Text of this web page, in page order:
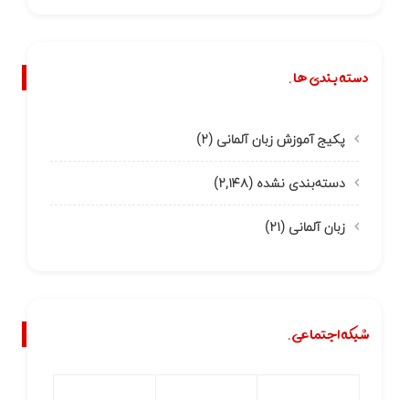
دسته بندی ها.
پکیج آموزش زبان آلمانی (۲)
دسته‌بندی نشده (۲,۱۴۸)
زبان آلمانی (۲۱)
شبکه اجتماعی.